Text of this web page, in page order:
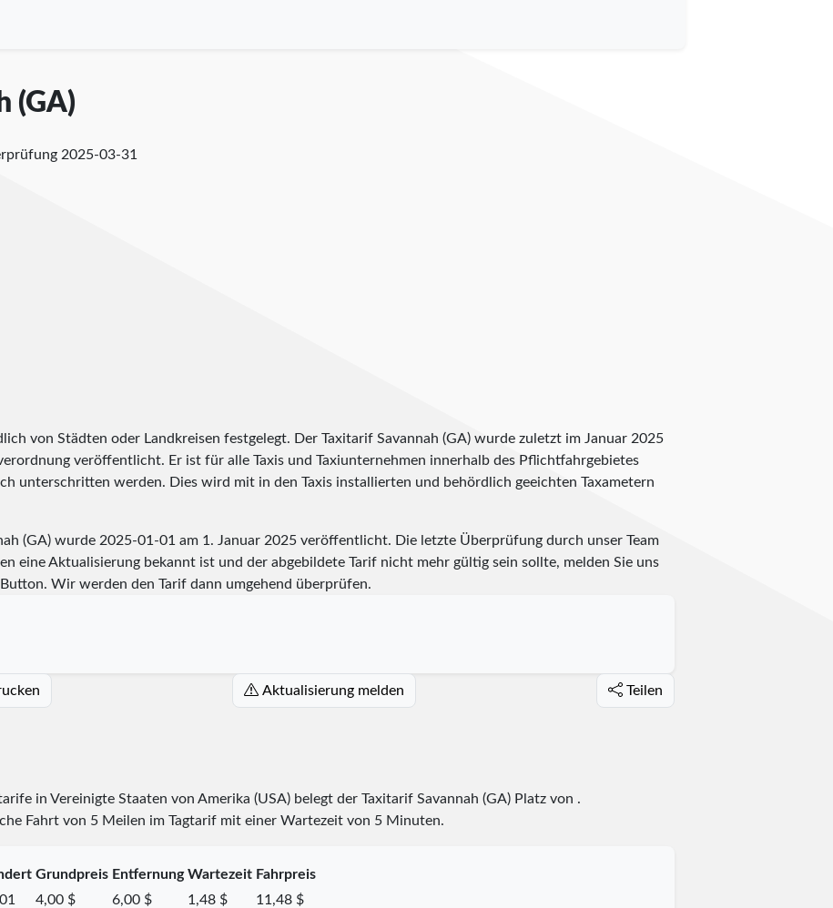
(GA)
2025-03-31
von Städten oder Landkreisen festgelegt. Der Taxitarif Savannah (GA) wurde zuletzt im Januar 2025
veröffentlicht. Er ist für alle Taxis und Taxiunternehmen innerhalb des Pflichtfahrgebietes
unterschritten werden. Dies wird mit in den Taxis installierten und behördlich geeichten Taxametern
(GA) wurde 2025-01-01 am 1. Januar 2025 veröffentlicht. Die letzte Überprüfung durch unser Team
eine Aktualisierung bekannt ist und der abgebildete Tarif nicht mehr gültig sein sollte, melden Sie uns
Wir werden den Tarif dann umgehend überprüfen.
Aktualisierung melden Teilen
in Vereinigte Staaten von Amerika (USA) belegt der Taxitarif Savannah (GA) Platz von .
Fahrt von 5 Meilen im Tagtarif mit einer Wartezeit von 5 Minuten.
Grundpreis Entfernung Wartezeit Fahrpreis
4,00 $ 6,00 $ 1,48 $
11,48 $